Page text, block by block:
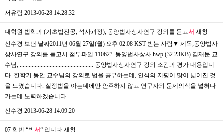
서유림 2013-06-28 14:28:32
대학원 법학과 (기초법전공, 석사과정); 동양법사상사연구 강의를 듣고서 새창
신수경 보낸 날짜2011년 06월 27일(월) 오후 02:08 KST 받는 사람▼ 제목;동양법사
상사연구 강의를 듣고서 첨부파일 110627_동양법사상사.hwp (32.23KB) 김재문 교
수님, ................................................. 동양법사상사연구 강의 소감과 평가 내용입니
다. 한학기 동안 교수님의 강의로 법을 공부하는데, 인식의 지평이 많이 넓어진 것
을 느꼈습니다. 실정법을 아는데에만 안주하지 않고 연구자의 문제의식을 넓혀나
가는데 노력하겠습니다. …
신수경 2013-06-28 14:09:20
07 학번 “박서“ 입니다 새창